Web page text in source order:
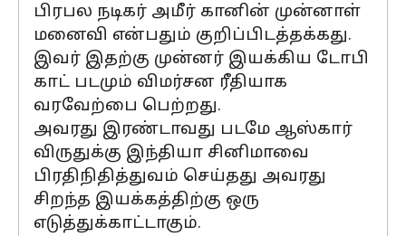
பிரபல நடிகர் அமீர் கானின் முன்னாள்
மனைவி என்பதும் குறிப்பிடத்தக்கது.
இவர் இதற்கு முன்னர் இயக்கிய டோபி
காட் படமும் விமர்சன ரீதியாக
வரவேற்பை பெற்றது.
அவரது இரண்டாவது படமே ஆஸ்கார்
விருதுக்கு இந்தியா சினிமாவை
பிரதிநிதித்துவம் செய்தது அவரது
சிறந்த இயக்கத்திற்கு ஒரு
எடுத்துக்காட்டாகும்.